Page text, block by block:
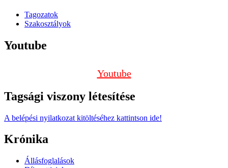
Tagozatok
Szakosztályok
Youtube
Youtube
Tagsági viszony létesítése
A belépési nyilatkozat kitöltéséhez kattintson ide!
Krónika
Állásfoglalások